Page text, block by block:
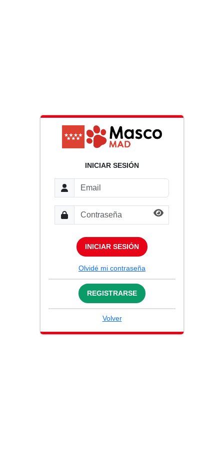
INICIAR SESIÓN
INICIAR SESIÓN
Olvidé mi contraseña
REGISTRARSE
Volver